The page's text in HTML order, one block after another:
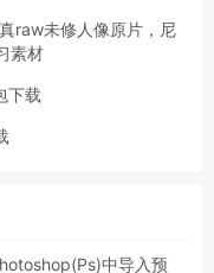
raw未修人像原片，尼
素材
下载
中导入预